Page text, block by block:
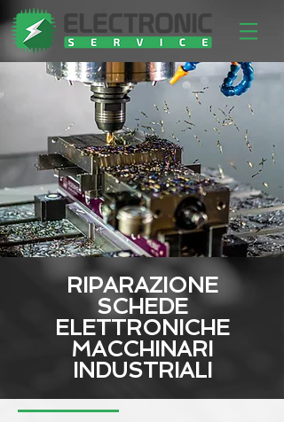
RIPARAZIONE
SCHEDE
ELETTRONICHE
MACCHINARI
INDUSTRIALI